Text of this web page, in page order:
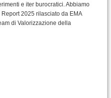
e iter burocratici. Abbiamo
2025 rilasciato da EMA
di Valorizzazione della